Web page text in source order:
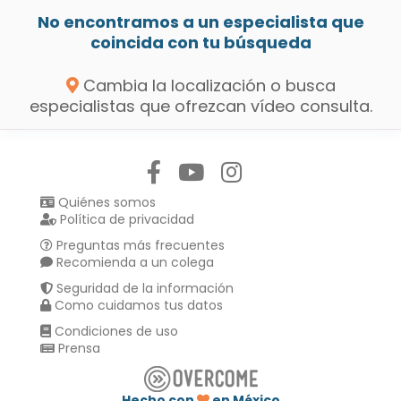
No encontramos a un especialista que
coincida con tu búsqueda
Cambia la localización o busca
especialistas que ofrezcan vídeo consulta.
Quiénes somos
Política de privacidad
Preguntas más frecuentes
Recomienda a un colega
Seguridad de la información
Como cuidamos tus datos
Condiciones de uso
Prensa